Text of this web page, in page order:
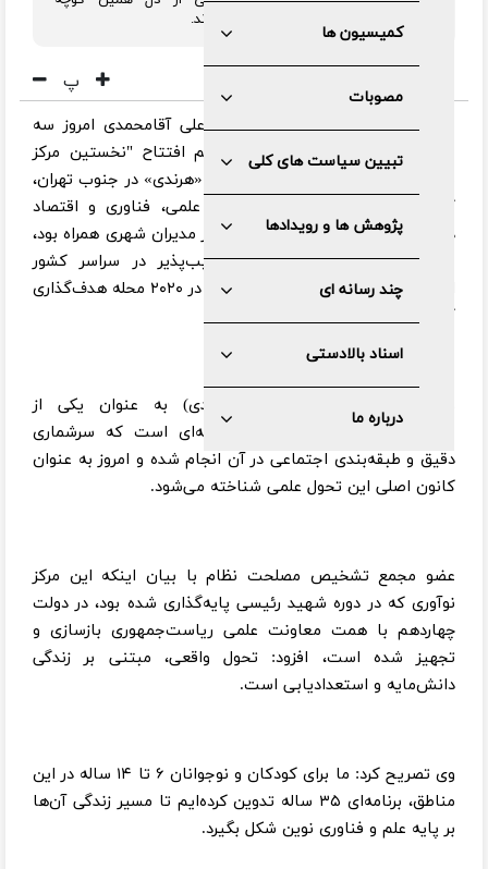
کمیسیون ها
مصوبات
تبیین سیاست های کلی
پژوهش ها و رویدادها
چند رسانه ای
اسناد بالادستی
درباره ما
پس‌کوچه‌ها، سکان‌دار فناوری کشور شوند.
پ
به گزارش خبرنگار گروه علمی ایرنا، علی آقامحمدی امروز سه
شنبه پنجم خردادماه ۱۴۰۵ در مراسم افتتاح "نخستین مرکز
نوآوری اجتماعی محله‌محور در منطقه «هرندی» در جنوب تهران،
که با حضور حسین افشین معاون علمی، فناوری و اقتصاد
دانش بنیان رئیس جمهور و جمعی از مدیران شهری همراه بود،
با اشاره به شناسایی مناطق آسیب‌پذیر در سراسر کشور
اظهارکرد: ما طرح تحول اجتماع‌محور را در ۲۰۲۰ محله هدف‌گذاری
کرده‌ایم.
وی افزود: محله "دروازه‌غار" (هرندی) به عنوان یکی از
مستعدترین نقاط ایران، تنها منطقه‌ای است که سرشماری
دقیق و طبقه‌بندی اجتماعی در آن انجام شده و امروز به عنوان
کانون اصلی این تحول علمی شناخته می‌شود.
عضو مجمع تشخیص مصلحت نظام با بیان اینکه این مرکز
نوآوری که در دوره شهید رئیسی پایه‌گذاری شده بود، در دولت
چهاردهم با همت معاونت علمی ریاست‌جمهوری بازسازی و
تجهیز شده است، افزود: تحول واقعی، مبتنی بر زندگی
دانش‌مایه و استعدادیابی است.
وی تصریح کرد: ما برای کودکان و نوجوانان ۶ تا ۱۴ ساله در این
مناطق، برنامه‌ای ۳۵ ساله تدوین کرده‌ایم تا مسیر زندگی آن‌ها
بر پایه علم و فناوری نوین شکل بگیرد.